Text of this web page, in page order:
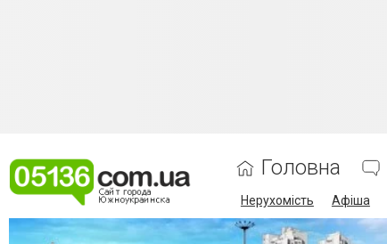
Головна
Нерухомість Афіша